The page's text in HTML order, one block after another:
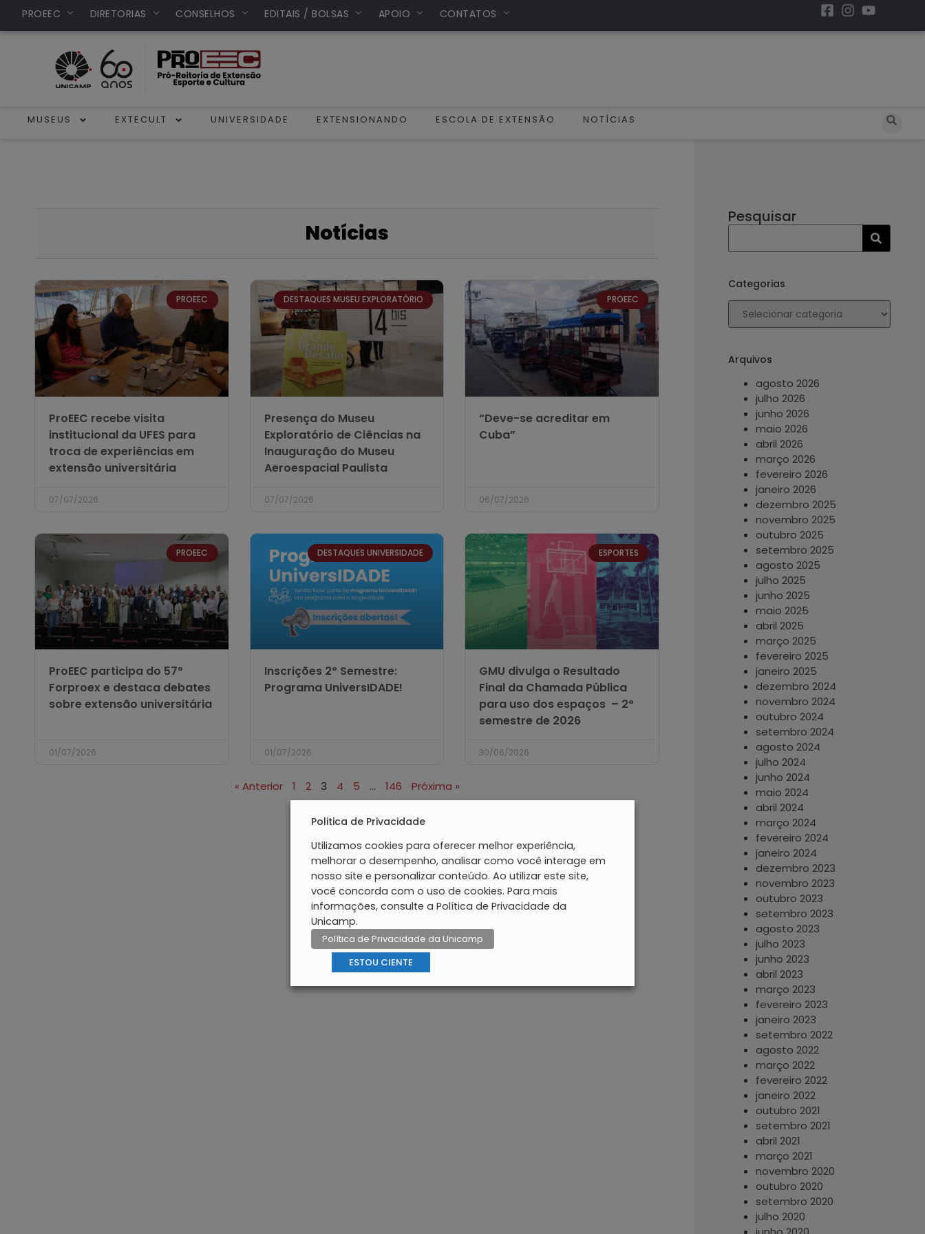
PROEEC DIRETORIAS CONSELHOS EDITAIS / BOLSAS APOIO CONTATOS
MUSEUS EXTECULT UNIVERSIDADE EXTENSIONANDO ESCOLA DE EXTENSÃO NOTÍCIAS
Notícias
PROEEC
ProEEC recebe visita
institucional da UFES para
troca de experiências em
extensão universitária
07/07/2026
DESTAQUES MUSEU EXPLORATÓRIO
Presença do Museu
Exploratório de Ciências na
Inauguração do Museu
Aeroespacial Paulista
07/07/2026
PROEEC
“Deve-se acreditar em
Cuba”
06/07/2026
PROEEC
ProEEC participa do 57º
Forproex e destaca debates
sobre extensão universitária
01/07/2026
DESTAQUES UNIVERSIDADE
Inscrições 2º Semestre:
Programa UniversIDADE!
01/07/2026
ESPORTES
GMU divulga o Resultado
Final da Chamada Pública
para uso dos espaços – 2°
semestre de 2026
30/06/2026
« Anterior 1 2 3 4 5 … 146 Próxima »
Pesquisar
Categorias
Arquivos
agosto 2026
julho 2026
junho 2026
maio 2026
abril 2026
março 2026
fevereiro 2026
janeiro 2026
dezembro 2025
novembro 2025
outubro 2025
setembro 2025
agosto 2025
julho 2025
junho 2025
maio 2025
abril 2025
março 2025
fevereiro 2025
janeiro 2025
dezembro 2024
novembro 2024
outubro 2024
setembro 2024
agosto 2024
julho 2024
junho 2024
maio 2024
abril 2024
março 2024
fevereiro 2024
janeiro 2024
dezembro 2023
novembro 2023
outubro 2023
setembro 2023
agosto 2023
julho 2023
junho 2023
abril 2023
março 2023
fevereiro 2023
janeiro 2023
setembro 2022
agosto 2022
março 2022
fevereiro 2022
janeiro 2022
outubro 2021
setembro 2021
abril 2021
março 2021
novembro 2020
outubro 2020
setembro 2020
julho 2020
Politica de Privacidade
Utilizamos cookies para oferecer melhor experiência,
melhorar o desempenho, analisar como você interage em
nosso site e personalizar conteúdo. Ao utilizar este site,
você concorda com o uso de cookies. Para mais
informações, consulte a Política de Privacidade da
Unicamp.
Política de Privacidade da Unicamp
ESTOU CIENTE